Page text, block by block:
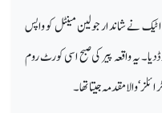
نے شاندار جولین مینٹل کو واپس
یہ واقعہ پیر کی صبح اسی کورٹ روم